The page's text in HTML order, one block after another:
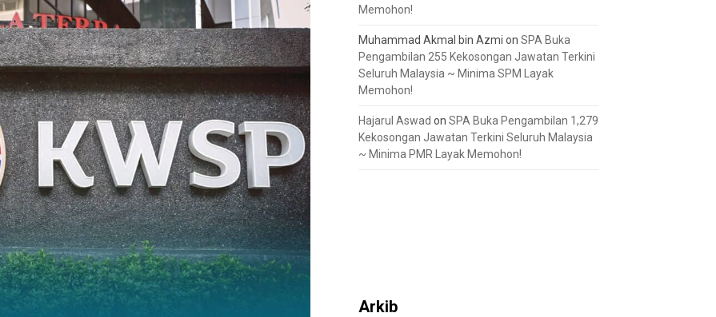
Memohon!
Muhammad Akmal bin Azmi on SPA Buka
Pengambilan 255 Kekosongan Jawatan Terkini
Seluruh Malaysia ~ Minima SPM Layak
Memohon!
Hajarul Aswad on SPA Buka Pengambilan 1,279
Kekosongan Jawatan Terkini Seluruh Malaysia
~ Minima PMR Layak Memohon!
Arkib